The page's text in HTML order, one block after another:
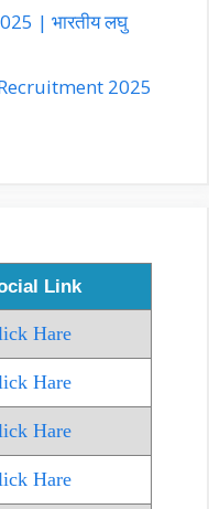
| भारतीय लघु
2025
Link
Hare
Hare
Hare
Hare